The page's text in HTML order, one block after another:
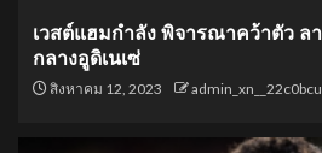
เวสต์แฮมกำลัง พิจารณาคว้าตัว ล
กลางอูดิเนเซ่
สิงหาคม 12, 2023